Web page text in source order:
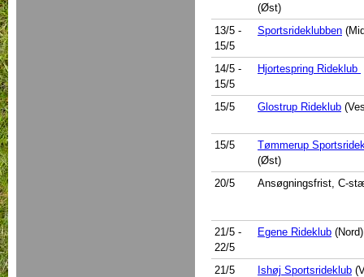
(Øst)
13/5 -
15/5
Sportsrideklubben
14/5 -
15/5
Hjortespring Rideklub
15/5 Glostrup Rideklub
15/5
Tømmerup
(Øst)
20/5
Ansøgningsfrist, C-
21/5 -
22/5
Egene Rideklub (Nord)
21/5 Ishøj Sportsrideklub